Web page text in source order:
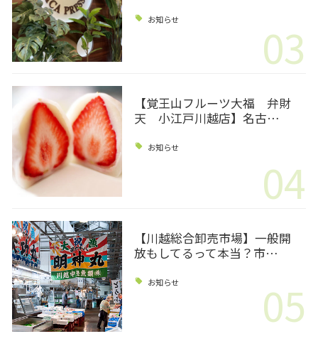
お知らせ 03
【覚王山フルーツ大福 弁財
天 小江戸川越店】名古…
お知らせ
04
【川越総合卸売市場】一般開
放もしてるって本当？市…
お知らせ 05